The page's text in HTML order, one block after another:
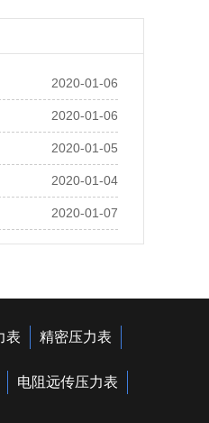
2020-01-06
2020-01-06
2020-01-05
2020-01-04
2020-01-07
表 精密压力表
电阻远传压力表